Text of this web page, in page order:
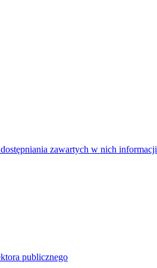
zawartych w nich informacji
publicznego